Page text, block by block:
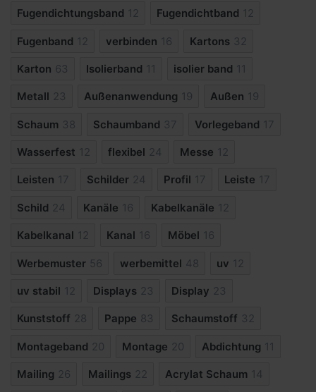
Fugendichtungsband 12 Fugendichtband 12
Fugenband 12 verbinden 16 Kartons 32
Karton 63 Isolierband 11 isolier band 11
Metall 23 Außenanwendung 19 Außen 19
Schaum 38 Schaumband 37 Vorlegeband 17
Wasserfest 12 flexibel 24 Messe 12
Leisten 17 Schilder 24 Profil 17 Leiste 17
Schild 24 Kanäle 16 Kabelkanäle 12
Kabelkanal 12 Kanal 16 Möbel 16
Werbemuster 56 werbemittel 48 uv 12
uv stabil 12 Displays 23 Display 23
Kunststoff 28 Pappe 83 Schaumstoff 32
Montageband 20 Montage 20 Abdichtung 11
Mailing 26 Mailings 22 Acrylat Schaum 14